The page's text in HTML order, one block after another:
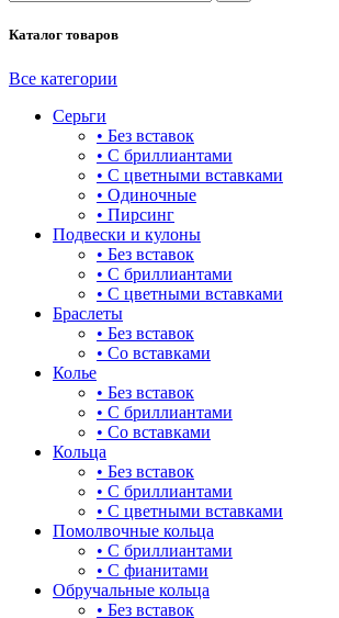
Каталог товаров
Все категории
Серьги
• Без вставок
• С бриллиантами
• С цветными вставками
• Одиночные
• Пирсинг
Подвески и кулоны
• Без вставок
• С бриллиантами
• С цветными вставками
Браслеты
• Без вставок
• Со вставками
Колье
• Без вставок
• С бриллиантами
• Со вставками
Кольца
• Без вставок
• С бриллиантами
• С цветными вставками
Помолвочные кольца
• С бриллиантами
• С фианитами
Обручальные кольца
• Без вставок